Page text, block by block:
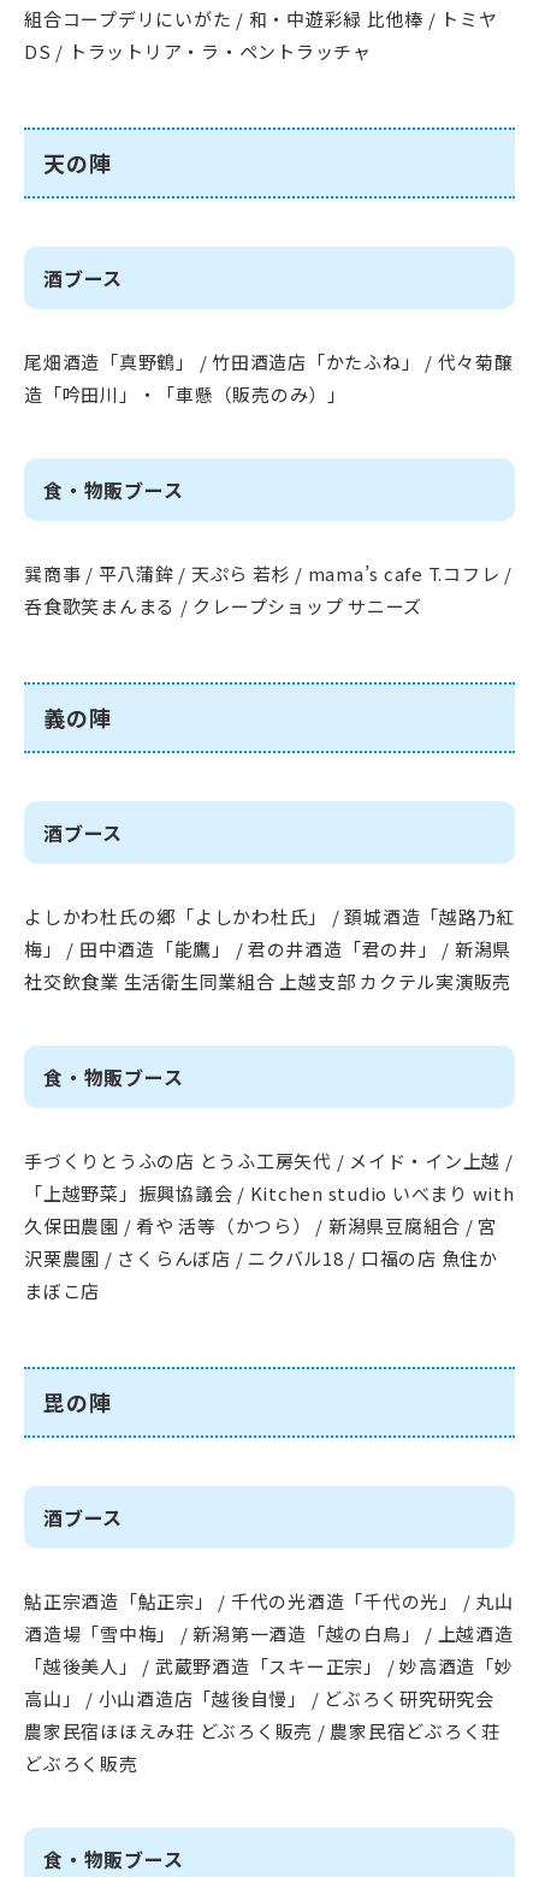
組合コープデリにいがた / 和・中遊彩緑 比他棒 / トミヤ
DS / トラットリア・ラ・ペントラッチャ
天の陣
酒ブース
尾畑酒造「真野鶴」 / 竹田酒造店「かたふね」 / 代々菊醸
造「吟田川」・「車懸（販売のみ）」
食・物販ブース
巽商事 / 平八蒲鉾 / 天ぷら 若杉 / mama’s cafe T.コフレ /
呑食歌笑まんまる / クレープショップ サニーズ
義の陣
酒ブース
よしかわ杜氏の郷「よしかわ杜氏」 / 頚城酒造「越路乃紅
梅」 / 田中酒造「能鷹」 / 君の井酒造「君の井」 / 新潟県
社交飲食業 生活衛生同業組合 上越支部 カクテル実演販売
食・物販ブース
手づくりとうふの店 とうふ工房矢代 / メイド・イン上越 /
「上越野菜」振興協議会 / Kitchen studio いべまり with
久保田農園 / 肴や 活等（かつら） / 新潟県豆腐組合 / 宮
沢栗農園 / さくらんぼ店 / ニクバル18 / 口福の店 魚住か
まぼこ店
毘の陣
酒ブース
鮎正宗酒造「鮎正宗」 / 千代の光酒造「千代の光」 / 丸山
酒造場「雪中梅」 / 新潟第一酒造「越の白鳥」 / 上越酒造
「越後美人」 / 武蔵野酒造「スキー正宗」 / 妙高酒造「妙
高山」 / 小山酒造店「越後自慢」 / どぶろく研究研究会
農家民宿ほほえみ荘 どぶろく販売 / 農家民宿どぶろく荘
どぶろく販売
食・物販ブース